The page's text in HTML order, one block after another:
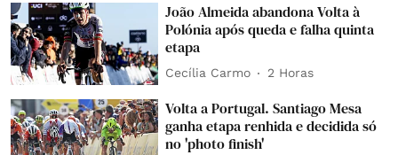
João Almeida abandona Volta à
Polónia após queda e falha quinta
etapa
Cecília Carmo 2 Horas
Volta a Portugal. Santiago Mesa
ganha etapa renhida e decidida só
no 'photo finish'